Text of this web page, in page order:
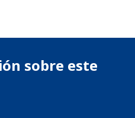
sobre este